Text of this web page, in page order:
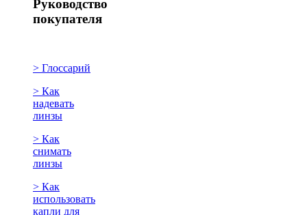
Руководство
покупателя
> Глоссарий
> Как
надевать
линзы
> Как
снимать
линзы
> Как
использовать
капли для